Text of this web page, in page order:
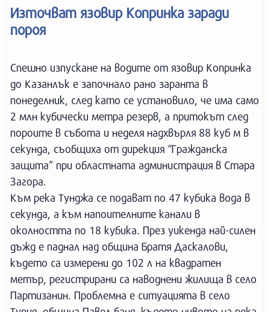
Източват язовир Копринка заради
пороя
Спешно изпускане на водите от язовир Копринка
до Казанлък е започнало рано заранта в
понеделник, след като се установило, че има само
2 млн кубически метра резерв, а притокът след
пороите в събота и неделя надхвърля 88 куб м в
секунда, съобщиха от дирекция “Гражданска
защита” при областната администрация в Стара
Загора.
Към река Тунджа се подават по 47 кубика вода в
секунда, а към напоителните канали в
околността по 18 кубика. През уикенда най-силен
дъжд е паднал над община Братя Даскалови,
където са измерени до 102 л на квадратен
метър, регистрирани са наводнени жилища в село
Партизанин. Проблемна е ситуацията в село